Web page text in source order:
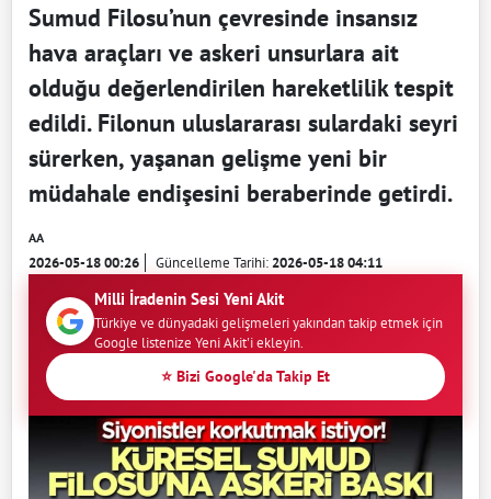
Sumud Filosu’nun çevresinde insansız
hava araçları ve askeri unsurlara ait
olduğu değerlendirilen hareketlilik tespit
edildi. Filonun uluslararası sulardaki seyri
sürerken, yaşanan gelişme yeni bir
müdahale endişesini beraberinde getirdi.
AA
2026-05-18 00:26 Güncelleme Tarihi:2026-05-18 04:11
Milli İradenin Sesi Yeni Akit
Türkiye ve dünyadaki gelişmeleri yakından takip etmek için
Google listenize Yeni Akit'i ekleyin.
⭐ Bizi Google'da Takip Et